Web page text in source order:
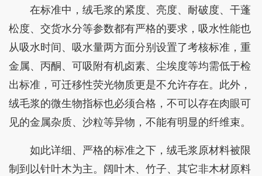
在标准中，绒毛浆的紧度、亮度、耐破度、干蓬
松度、交货水分等参数都有严格的要求，吸水性能也
从吸水时间、吸水量两方面分别设置了考核标准，重
金属、丙酮、可吸附有机卤素、尘埃度等均需低于检
出标准，可迁移性荧光物质更是不允许存在。此外，
绒毛浆的微生物指标也必须合格，不可以存在肉眼可
见的金属杂质、沙粒等异物，不能有明显的纤维束。
如此详细、严格的标准之下，绒毛浆原材料被限
制到以针叶木为主。阔叶木、竹子、其它非木材原料